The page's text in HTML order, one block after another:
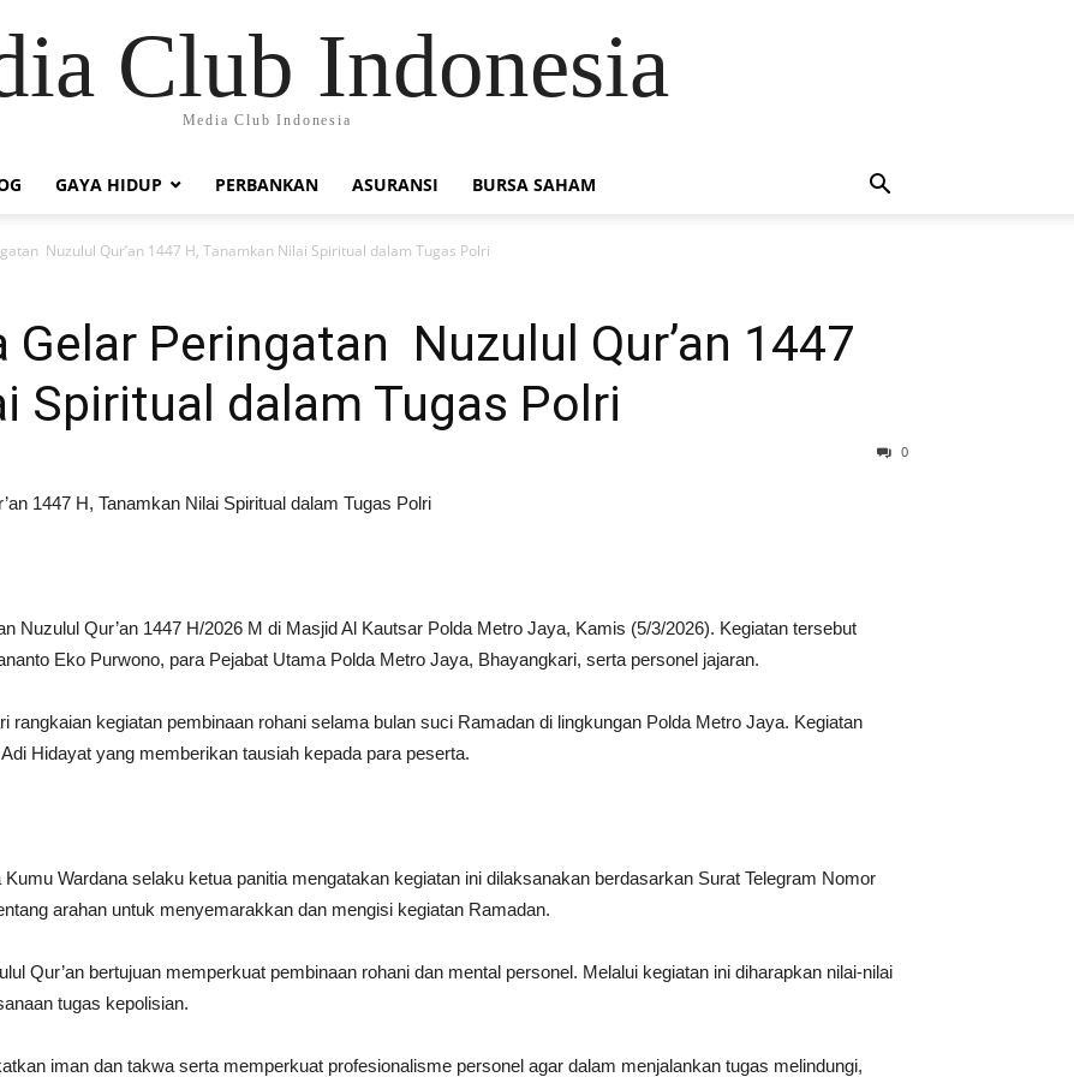
Club Indonesia
Media Club Indonesia
GAYA HIDUP PERBANKAN ASURANSI BURSA SAHAM
Nuzulul Qur’an 1447 H, Tanamkan Nilai Spiritual dalam Tugas Polri
Peringatan Nuzulul Qur’an 1447
Spiritual dalam Tugas Polri
0
1447 H, Tanamkan Nilai Spiritual dalam Tugas Polri
Nuzulul Qur’an 1447 H/2026 M di Masjid Al Kautsar Polda Metro Jaya, Kamis (5/3/2026). Kegiatan tersebut
Eko Purwono, para Pejabat Utama Polda Metro Jaya, Bhayangkari, serta personel jajaran.
rangkaian kegiatan pembinaan rohani selama bulan suci Ramadan di lingkungan Polda Metro Jaya. Kegiatan
Hidayat yang memberikan tausiah kepada para peserta.
Wardana selaku ketua panitia mengatakan kegiatan ini dilaksanakan berdasarkan Surat Telegram Nomor
arahan untuk menyemarakkan dan mengisi kegiatan Ramadan.
Qur’an bertujuan memperkuat pembinaan rohani dan mental personel. Melalui kegiatan ini diharapkan nilai-nilai
tugas kepolisian.
iman dan takwa serta memperkuat profesionalisme personel agar dalam menjalankan tugas melindungi,